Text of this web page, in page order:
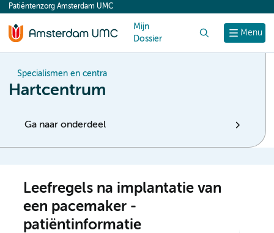
content
Menu
Patiëntenzorg Amsterdam UMC
Mijn
Dossier
Specialismen en centra
Hartcentrum
Ga naar onderdeel
Leefregels na implantatie van
een pacemaker -
patiëntinformatie